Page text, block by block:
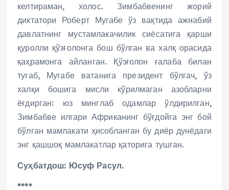
келтираман, холос. Зимбабвенинг жорий
диктатори Роберт Мугабе ўз вақтида ажнабий
давлатнинг мустамлакачилик сиёсатига қарши
қуролли қўзғолонга бош бўлган ва халқ орасида
қаҳрамонга айланган. Қўзғолон ғалаба билан
тугаб, Мугабе ватанига президент бўлгач, ўз
халқи бошига мисли кўрилмаган азобларни
ёғдирган: юз минглаб одамлар ўлдирилган,
Зимбабве илгари Африканинг бўғдойга энг бой
бўлган мамлакати ҳисобланган бу диёр дунёдаги
энг қашшоқ мамлакатлар қаторига тушган.
Суҳбатдош: Юсуф Расул.
****